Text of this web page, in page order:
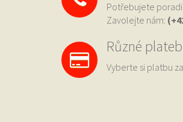
Potřebujete
Zavolejte nám:
Různé
Vyberte si platbu